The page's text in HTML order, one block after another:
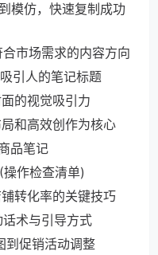
模仿，快速复制成功
市场需求的内容方向
引人的笔记标题
的视觉吸引力
和高效创作为核心
品笔记
作检查清单)
转化率的关键技巧
术与引导方式
到促销活动调整